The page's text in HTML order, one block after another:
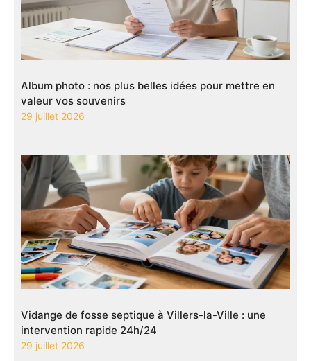
Album photo : nos plus belles idées pour mettre en
valeur vos souvenirs
29 juillet 2026
Vidange de fosse septique à Villers-la-Ville : une
intervention rapide 24h/24
29 juillet 2026